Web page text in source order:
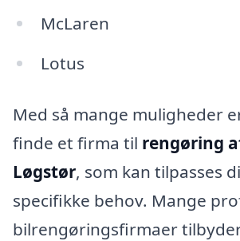
McLaren
Lotus
Med så mange muligheder
finde et firma til rengøring
Løgstør, som kan tilpasses
specifikke behov. Mange
bilrengøringsfirmaer